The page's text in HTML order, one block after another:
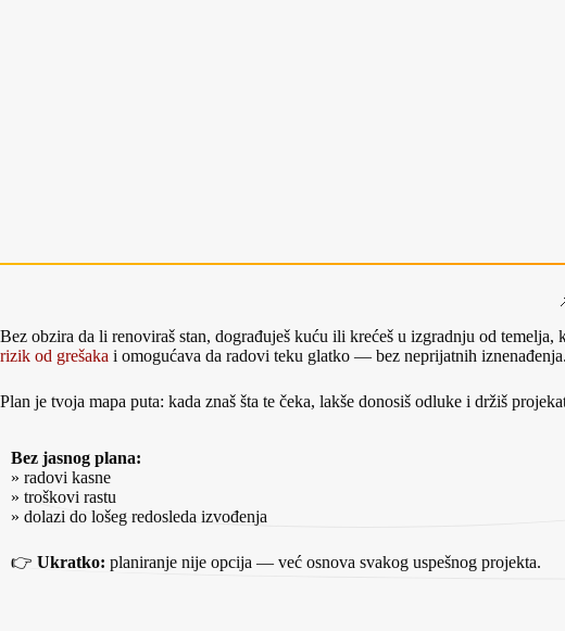
Bez obzira da li renoviraš stan, dograđuješ kuću ili krećeš u izgradnju od
rizik od grešaka i omogućava da radovi teku glatko — bez neprijatnih iznenađenja.
Plan je tvoja mapa puta: kada znaš šta te čeka, lakše donosiš odluke i držiš
Bez jasnog plana:
» radovi kasne
» troškovi rastu
» dolazi do lošeg redosleda izvođenja
👉 Ukratko: planiranje nije opcija — već osnova svakog uspešnog projekta.